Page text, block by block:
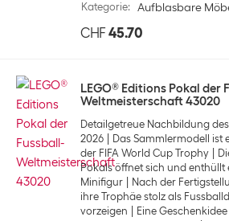
Kategorie: Aufblasbare
CHF 45.70
LEGO® Editions Pokal der
Weltmeisterschaft 43020
Detailgetreue Nachbildung
2026
Das Sammlermodell ist
der FIFA World Cup Trophy
Pokals öffnet sich und enthüllt
Minifigur
Nach der
ihre Trophäe stolz als
vorzeigen
Eine